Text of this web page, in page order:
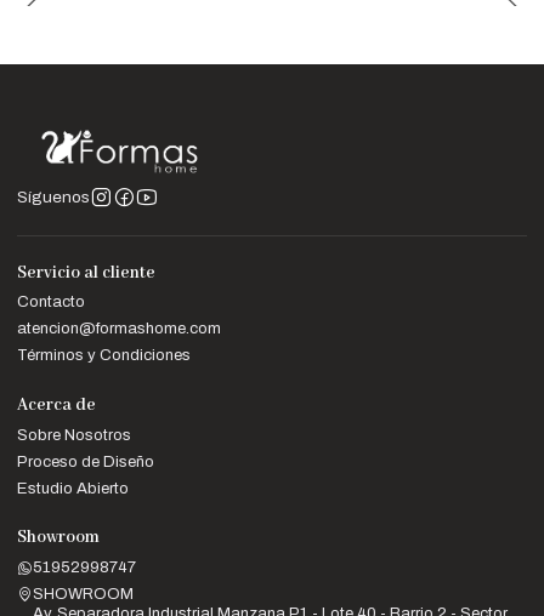
Garantía
variar según la configuración de tu pantalla.
Síguenos
Servicio al cliente
Contacto
atencion@formashome.com
Términos y Condiciones
Acerca de
Sobre Nosotros
Proceso de Diseño
Estudio Abierto
Showroom
51952998747
SHOWROOM